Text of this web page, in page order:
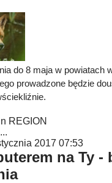
do 8 maja w powiatach
prowadzone będzie
REGION
2017 07:53
na Ty -